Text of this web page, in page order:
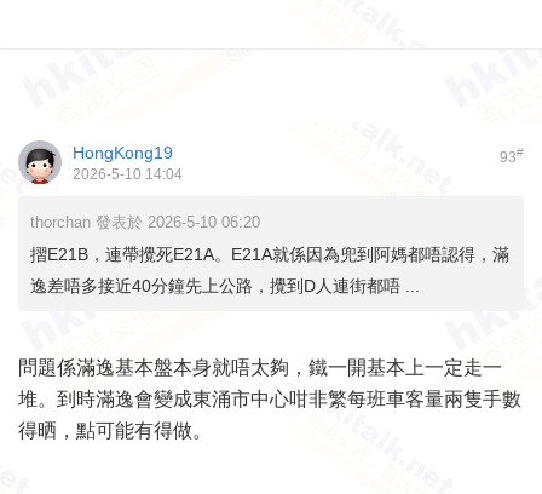
93#
HongKong19
2026-5-10 14:04
thorchan 發表於 2026-5-10 06:20
摺E21B，連帶攪死E21A。E21A就係因為兜到阿媽都唔認得，滿
逸差唔多接近40分鐘先上公路，攪到D人連街都唔 ...
問題係滿逸基本盤本身就唔太夠，鐵一開基本上一定走一
堆。到時滿逸會變成東涌市中心咁非繁每班車客量兩隻手數
得晒，點可能有得做。